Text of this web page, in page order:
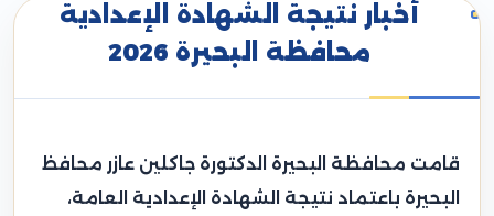
أخبار نتيجة الشهادة الإعدادية
محافظة البحيرة 2026
قامت محافظة البحيرة الدكتورة جاكلين عازر محافظ
البحيرة باعتماد نتيجة الشهادة الإعدادية العامة،